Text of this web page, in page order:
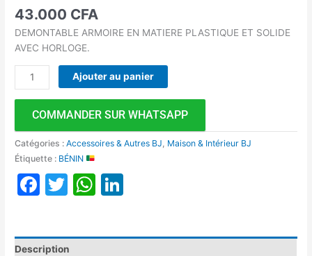
43.000 CFA
DEMONTABLE ARMOIRE EN MATIERE PLASTIQUE ET SOLIDE
AVEC HORLOGE.
Ajouter au panier
COMMANDER SUR WHATSAPP
Catégories :Accessoires & Autres BJ Maison & Intérieur BJ
Étiquette : BÉNIN
Facebook
TwitterWhatsApp
Description